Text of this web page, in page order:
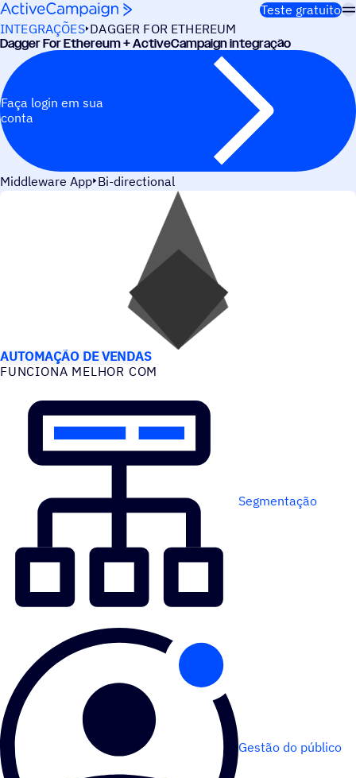
Pular para o conteúdo
Teste gratuito
INTEGRAÇÕES DAGGER FOR ETHEREUM
Dagger For Ethereum + ActiveCampaign integração
Faça login em sua
conta
Middleware App Bi-directional
AUTOMAÇÃO DE VENDAS
FUNCIONA MELHOR COM
Segmentação
Gestão do público